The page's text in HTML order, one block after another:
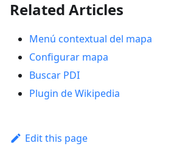
Related Articles
Menú contextual del mapa
Configurar mapa
Buscar PDI
Plugin de Wikipedia
Edit this page